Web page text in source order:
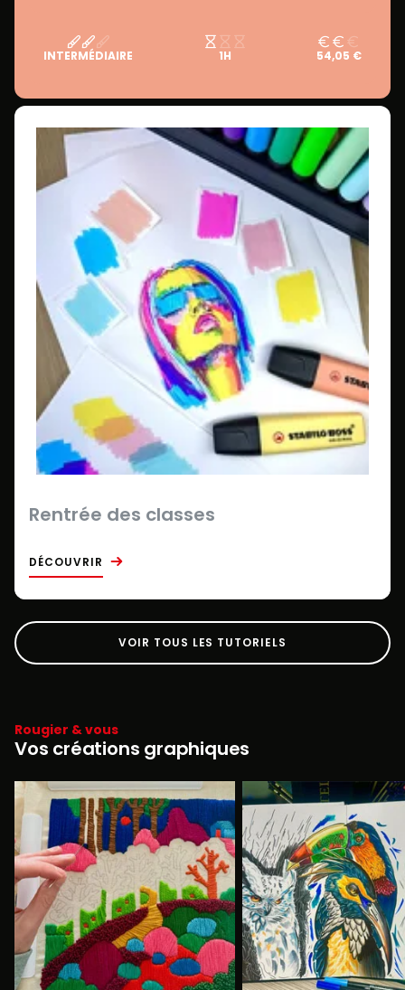
INTERMÉDIAIRE 1H 54,05 €
Rentrée des classes
DÉCOUVRIR
VOIR TOUS LES TUTORIELS
Rougier & vous
Vos créations graphiques